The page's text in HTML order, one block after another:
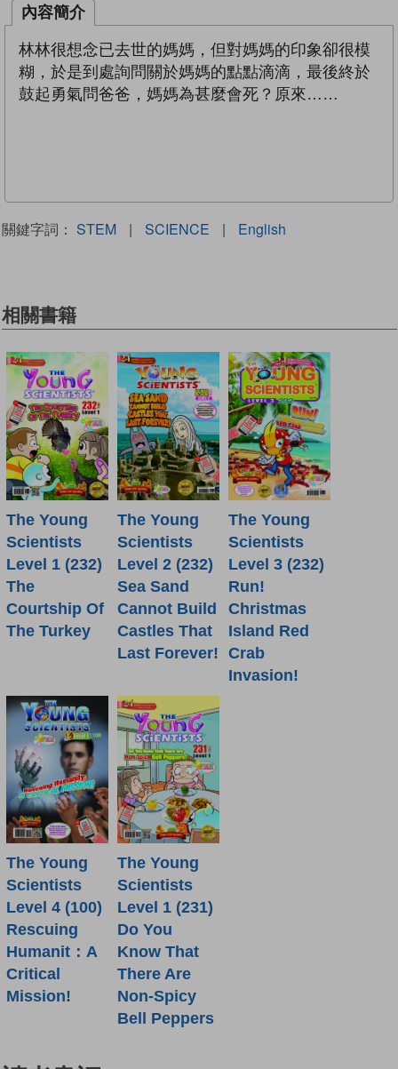
內容簡介
林林很想念已去世的媽媽，但對媽媽的印象卻很模
糊，於是到處詢問關於媽媽的點點滴滴，最後終於
鼓起勇氣問爸爸，媽媽為甚麼會死？原來……
關鍵字詞： STEM | SCIENCE | English
相關書籍
The Young
Scientists
Level 1 (232)
The
Courtship Of
The Turkey
The Young
Scientists
Level 2 (232)
Sea Sand
Cannot Build
Castles That
Last Forever!
The Young
Scientists
Level 3 (232)
Run!
Christmas
Island Red
Crab
Invasion!
The Young
Scientists
Level 4 (100)
Rescuing
Humanit：A
Critical
Mission!
The Young
Scientists
Level 1 (231)
Do You
Know That
There Are
Non-Spicy
Bell Peppers